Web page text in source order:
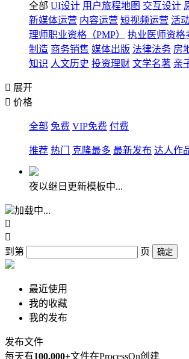
全部 UI设计 用户旅程地图 交互设计
新媒体运营 内容运营 短视频运营 活
理师职业资格（PMP）
执业医师资格
制造 商务销售 媒体出版 法律法务 房
知识 人文历史 投资理财 文学名著 亲
 展开
 价格
全部 免费 VIP免费 付费
推荐 热门 克隆最多 最新发布 达人作
夜以继日更新模板中...
加载中...


到第
页 确定
最近使用
我的收藏
我的发布
发布文件
每天有100,000+文件在ProcessOn创建